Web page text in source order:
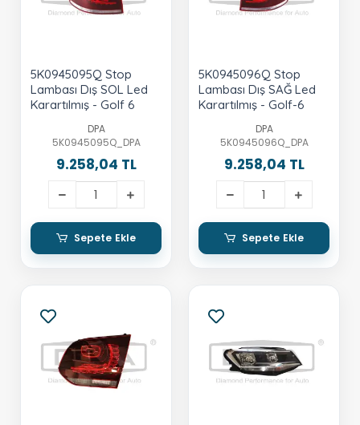
5K0945095Q Stop
Lambası Dış SOL Led
Karartılmış - Golf 6
DPA
5K0945095Q_DPA
9.258,04 TL
Sepete Ekle
5K0945096Q Stop
Lambası Dış SAĞ Led
Karartılmış - Golf-6
DPA
5K0945096Q_DPA
9.258,04 TL
Sepete Ekle